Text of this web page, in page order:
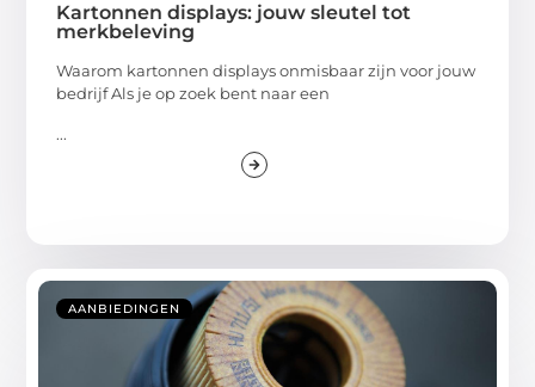
Kartonnen displays: jouw sleutel tot
merkbeleving
Waarom kartonnen displays onmisbaar zijn voor jouw
bedrijf Als je op zoek bent naar een
...
AANBIEDINGEN